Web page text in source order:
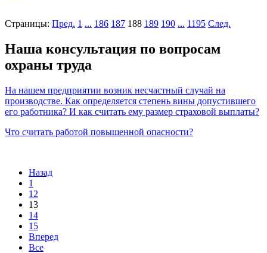
Страницы: Пред. 1 ... 186 187 188 189 190 ... 1195 След.
Наша консультация по вопросам
охраны труда
На нашем предприятии возник несчастный случай на
производстве. Как определяется степень вины допустившего
его работника? И как считать ему размер страховой выплаты?
Что считать работой повышенной опасности?
Назад
1
12
13
14
15
Вперед
Все